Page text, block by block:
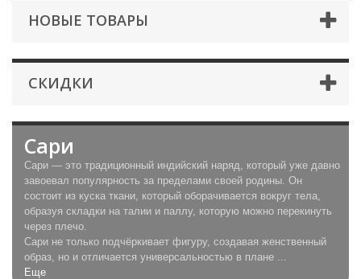
НОВЫЕ ТОВАРЫ
СКИДКИ
Сари
Сари — это традиционный индийский наряд, который уже давно
завоевал популярность за пределами своей родины. Он
состоит из куска ткани, который оборачивается вокруг тела,
образуя складки на талии и паллу, которую можно перекинуть
через плечо.
Сари не только подчёркивает фигуру, создавая женственный
образ, но и отличается универсальностью в плане ...
Еще